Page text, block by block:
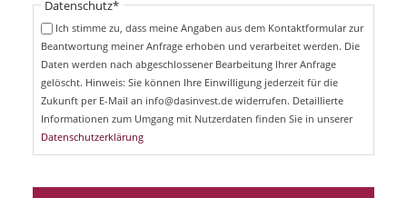
f
Pflichtfeld
Datenschutz*
Ich stimme zu, dass meine Angaben aus dem Kontaktformular zur
Beantwortung meiner Anfrage erhoben und verarbeitet werden. Die
Daten werden nach abgeschlossener Bearbeitung Ihrer Anfrage
gelöscht. Hinweis: Sie können Ihre Einwilligung jederzeit für die
Zukunft per E-Mail an info@dasinvest.de widerrufen. Detaillierte
Informationen zum Umgang mit Nutzerdaten finden Sie in unserer
Datenschutzerklärung